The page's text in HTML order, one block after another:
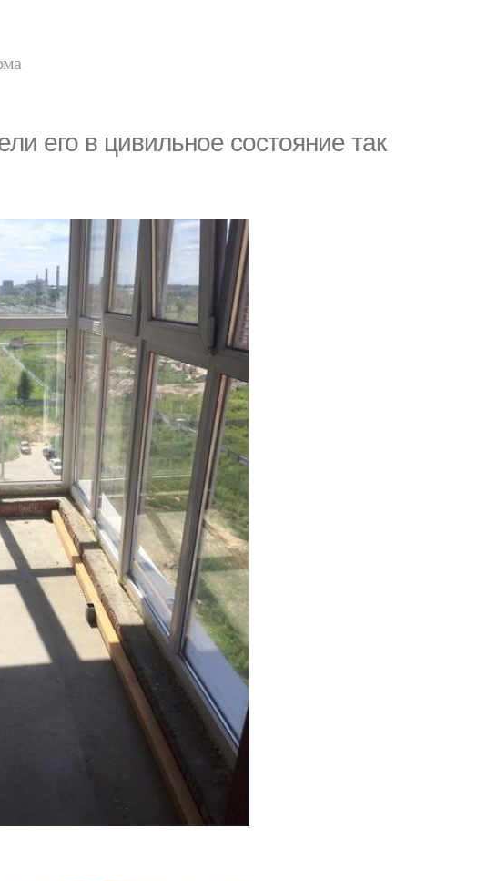
его в цивильное состояние так